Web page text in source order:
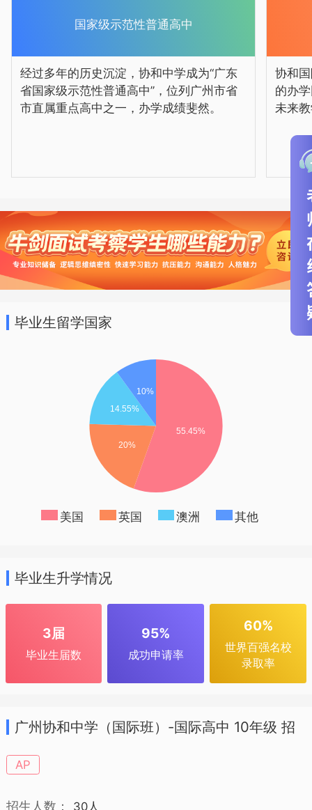
国家级示范性普通高中
经过多年的历史沉淀，协和中学成为“广东
省国家级示范性普通高中”，位列广州市省
市直属重点高中之一，办学成绩斐然。
协和
的办
未来
毕业生留学国家
美国 英国 澳洲 其他
毕业生升学情况
3届
毕业生届数
95%
成功申请率
60%
世界百强名校
录取率
广州协和中学（国际班）-国际高中 10年级 招
AP
招生人数： 30人